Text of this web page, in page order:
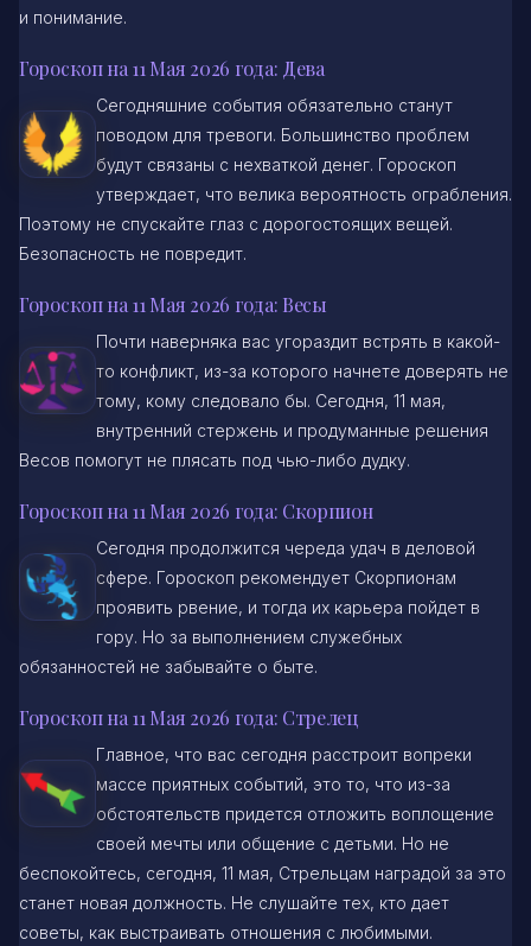
и понимание.
Гороскоп на 11 Мая 2026 года: Дева
Сегодняшние события обязательно станут
поводом для тревоги. Большинство проблем
будут связаны с нехваткой денег. Гороскоп
утверждает, что велика вероятность ограбления.
Поэтому не спускайте глаз с дорогостоящих вещей.
Безопасность не повредит.
Гороскоп на 11 Мая 2026 года: Весы
Почти наверняка вас угораздит встрять в какой-
то конфликт, из-за которого начнете доверять не
тому, кому следовало бы. Сегодня, 11 мая,
внутренний стержень и продуманные решения
Весов помогут не плясать под чью-либо дудку.
Гороскоп на 11 Мая 2026 года: Скорпион
Сегодня продолжится череда удач в деловой
сфере. Гороскоп рекомендует Скорпионам
проявить рвение, и тогда их карьера пойдет в
гору. Но за выполнением служебных
обязанностей не забывайте о быте.
Гороскоп на 11 Мая 2026 года: Стрелец
Главное, что вас сегодня расстроит вопреки
массе приятных событий, это то, что из-за
обстоятельств придется отложить воплощение
своей мечты или общение с детьми. Но не
беспокойтесь, сегодня, 11 мая, Стрельцам наградой за это
станет новая должность. Не слушайте тех, кто дает
советы, как выстраивать отношения с любимыми.